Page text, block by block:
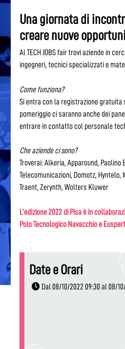
Una giornata di
creare nuove
Al TECH JOBS fair trovi aziende in
ingegneri, tecnici specializzati e
Come funziona?
Si entra con la registrazione gratuita
pomeriggio ci saranno anche dei
entrare in contatto col personale
Che aziende ci sono?
Troverai: Alkeria, Apparound,
Telecomunicazioni, Domotz, Hyntelo,
Traent, Zerynth, Wolters Kluwer
L’edizione 2022 di Pisa è in
Polo Tecnologico Navacchio e
Date e Orari
Dal 08/10/2022 09:30 al 08/